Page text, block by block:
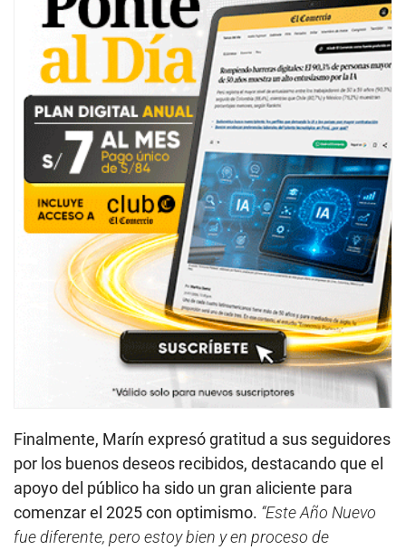
Finalmente, Marín expresó gratitud a sus seguidores
por los buenos deseos recibidos, destacando que el
apoyo del público ha sido un gran aliciente para
comenzar el 2025 con optimismo. “Este Año Nuevo
fue diferente, pero estoy bien y en proceso de